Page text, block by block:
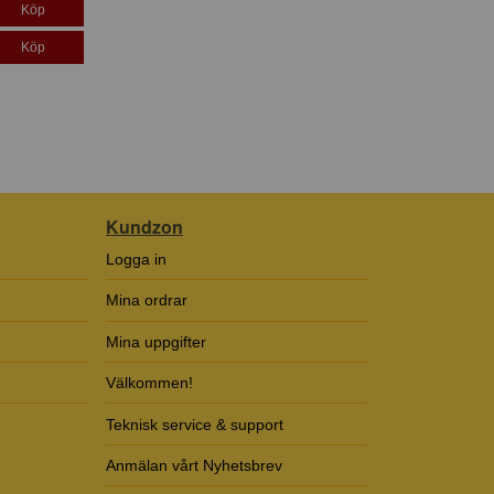
Köp
Köp
Kundzon
Logga in
Mina ordrar
Mina uppgifter
Välkommen!
Teknisk service & support
Anmälan vårt Nyhetsbrev